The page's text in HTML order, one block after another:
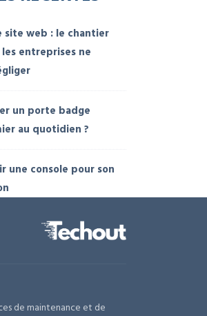
site web : le chantier
entreprises ne
un porte badge
au quotidien ?
une console pour son
de maintenance et de